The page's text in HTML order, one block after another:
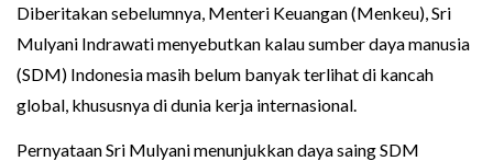
Diberitakan sebelumnya, Menteri Keuangan (Menkeu), Sri
Mulyani Indrawati menyebutkan kalau sumber daya manusia
(SDM) Indonesia masih belum banyak terlihat di kancah
global, khususnya di dunia kerja internasional.
Pernyataan Sri Mulyani menunjukkan daya saing SDM